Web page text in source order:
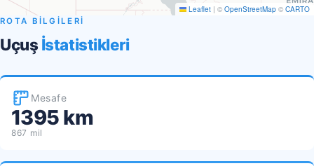
Leaflet | © OpenStreetMap © CARTO
ROTA BİLGİLERİ
Uçuş İstatistikleri
Mesafe
1395 km
867 mil